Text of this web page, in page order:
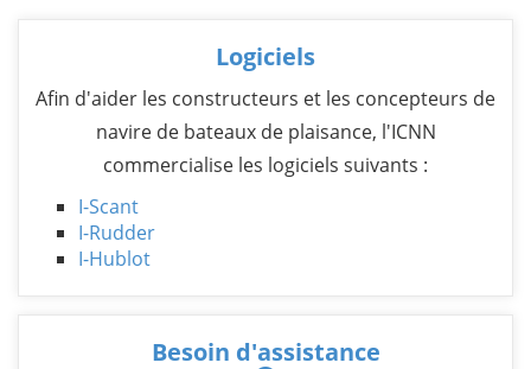
Logiciels
Afin d'aider les constructeurs et les concepteurs de
navire de bateaux de plaisance, l'ICNN
commercialise les logiciels suivants :
I-Scant
I-Rudder
I-Hublot
Besoin d'assistance